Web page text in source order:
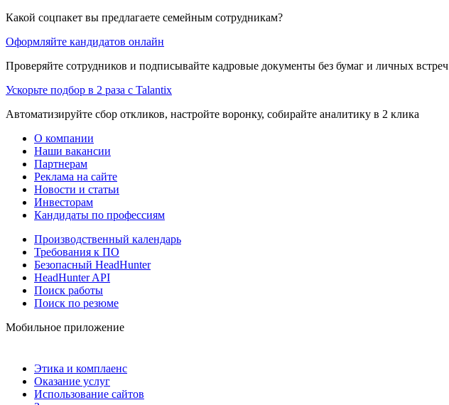
Какой соцпакет вы предлагаете семейным сотрудникам?
Оформляйте кандидатов онлайн
Проверяйте сотрудников и подписывайте кадровые документы без бумаг и личных встреч
Ускорьте подбор в 2 раза с Talantix
Автоматизируйте сбор откликов, настройте воронку, собирайте аналитику в 2 клика
О компании
Наши вакансии
Партнерам
Реклама на сайте
Новости и статьи
Инвесторам
Кандидаты по профессиям
Производственный календарь
Требования к ПО
Безопасный HeadHunter
HeadHunter API
Поиск работы
Поиск по резюме
Мобильное приложение
Этика и комплаенс
Оказание услуг
Использование сайтов